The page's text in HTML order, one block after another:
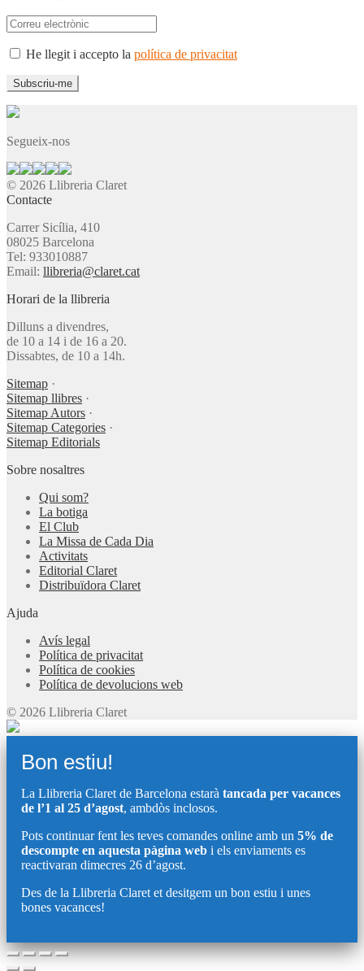
He llegit i accepto la política de privacitat
Segueix-nos
© 2026 Llibreria Claret
Contacte
Carrer Sicília, 410
08025 Barcelona
Tel: 933010887
Email: llibreria@claret.cat
Horari de la llibreria
Dilluns a divendres,
de 10 a 14 i de 16 a 20.
Dissabtes, de 10 a 14h.
Sitemap ·
Sitemap llibres ·
Sitemap Autors ·
Sitemap Categories ·
Sitemap Editorials
Sobre nosaltres
Qui som?
La botiga
El Club
La Missa de Cada Dia
Activitats
Editorial Claret
Distribuïdora Claret
Ajuda
Avís legal
Política de privacitat
Política de cookies
Política de devolucions web
© 2026 Llibreria Claret
Bon estiu!
La Llibreria Claret de Barcelona estarà tancada per vacances
de l’1 al 25 d’agost, ambdòs inclosos.
Pots continuar fent les teves comandes online amb un 5% de
descompte en aquesta pàgina web i els enviaments es
reactivaran dimecres 26 d’agost.
Des de la Llibreria Claret et desitgem un bon estiu i unes
bones vacances!